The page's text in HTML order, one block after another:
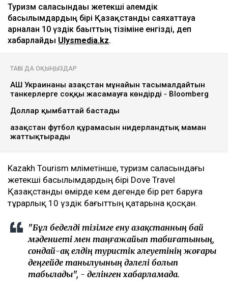
Туризм саласындағы жетекші әлемдік
басылымдардың бірі Қазақстанды саяхаттауға
арналған 10 үздік бағыттың тізіміне енгізді, деп
хабарлайды Ulysmedia.kz.
ТАҒЫ ДА ОҚЫҢЫЗДАР
АҚШ Украинаны Қазақстан мұнайын тасымалдайтын
танкерлерге соққы жасамауға көндірді - Bloomberg
Доллар қымбаттай бастады
Қазақстан футбол құрамасын нидерландтық маман
жаттықтырады
Kazakh Tourism мәліметінше, туризм саласындағы
жетекші басылымдардың бірі Dove Travel
Қазақстанды өмірде кем дегенде бір рет баруға
тұрарлық 10 үздік бағыттың қатарына қосқан.
"Бұл беделді тізімге ену Қазақстанның бай
мәдениеті мен таңғажайып табиғатының,
сондай-ақ елдің туристік әлеуетінің жоғары
деңгейде танылуының дәлелі болып
табылады", - делінген хабарламада.